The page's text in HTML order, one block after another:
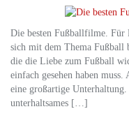
Die besten Fußballfilme. Für
sich mit dem Thema Fußball
die die Liebe zum Fußball
einfach gesehen haben
eine großartige
unterhaltsames […]